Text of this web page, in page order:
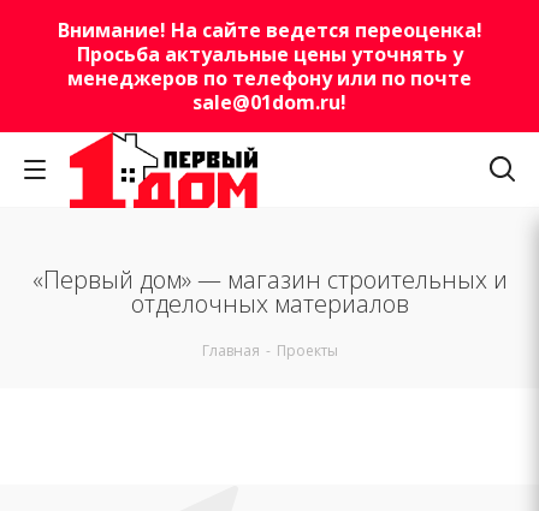
Внимание! На сайте ведется переоценка!
Просьба актуальные цены уточнять у
менеджеров по телефону или по почте
sale@01dom.ru!
«Первый дом» — магазин строительных и
отделочных материалов
Главная - Проекты